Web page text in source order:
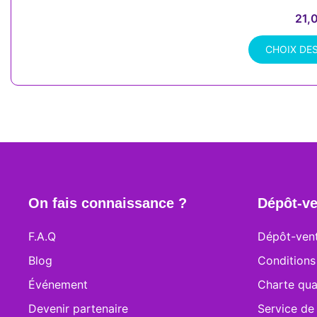
CHOIX
produit
variations.
être
sur
la
page
du
produit
On fais connaissance ?
F.A.Q
Blog
Événement
Devenir partenaire
Dépôt-
Dépôt-
Charte
Service